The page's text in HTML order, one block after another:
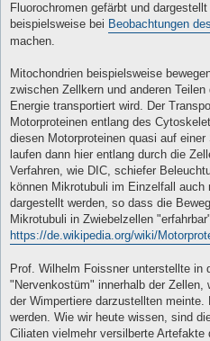
Fluorochromen gefärbt und
beispielsweise bei Beobachtungen
machen.
Mitochondrien beispielsweise
zwischen Zellkern und anderen
Energie transportiert wird. Der
Motorproteinen entlang des
diesen Motorproteinen quasi auf
laufen dann hier entlang durch die
Verfahren, wie DIC, schiefer
können Mikrotubuli im Einzelfall
dargestellt werden, so dass die
Mikrotubuli in Zwiebelzellen
https://de.wikipedia.org/wiki/
Prof. Wilhelm Foissner unterstellte in
"Nervenkostüm" innerhalb der Zellen,
der Wimpertiere darzustellten
werden. Wie wir heute wissen, sind
Ciliaten vielmehr versilberte